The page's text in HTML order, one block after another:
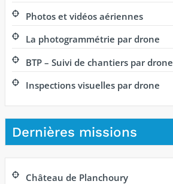
Photos et vidéos aériennes
La photogrammétrie par drone
BTP – Suivi de chantiers par drone
Inspections visuelles par drone
Dernières missions
Château de Planchoury